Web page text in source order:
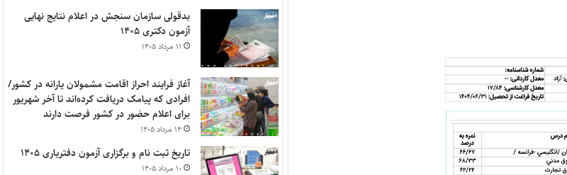
بدقولی سازمان سنجش در اعلام نتایج نهایی
آزمون دکتری ۱۴۰۵
۱۱ مرداد ۱۴۰۵
آغاز فرایند احراز اقامت مشمولان یارانه در کشور/
افرادی که پیامک دریافت کرده‌اند تا آخر شهریور
برای اعلام حضور در کشور فرصت دارند
۱۴ مرداد ۱۴۰۵
تاریخ ثبت نام و برگزاری آزمون دفتریاری ۱۴۰۵
۱۰ مرداد ۱۴۰۵